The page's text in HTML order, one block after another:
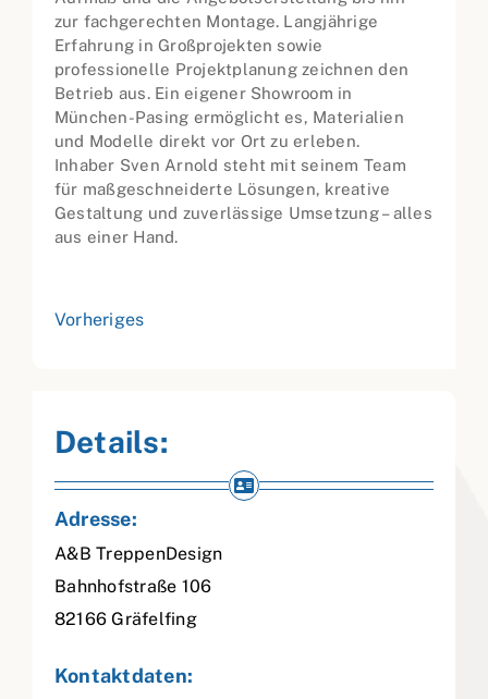
zur fachgerechten Montage. Langjährige
Erfahrung in Großprojekten sowie
professionelle Projektplanung zeichnen den
Betrieb aus. Ein eigener Showroom in
München-Pasing ermöglicht es, Materialien
und Modelle direkt vor Ort zu erleben.
Inhaber Sven Arnold steht mit seinem Team
für maßgeschneiderte Lösungen, kreative
Gestaltung und zuverlässige Umsetzung – alles
aus einer Hand.
Vorheriges
Details:
Adresse:
A&B TreppenDesign
Bahnhofstraße 106
82166 Gräfelfing
Kontaktdaten: